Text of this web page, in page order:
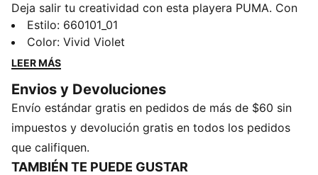
Deja salir tu creatividad con esta playera PUMA. Con
un corte regular, el logo NJR y nuestro ícono PUMA
Cat, esta prenda es perfecta para quienes se atreven
a ser diferentes. Hazte notar y expresa tu estilo único.
Producto fabricado con al menos un 20% de algodón
reciclado
DETALLES
Corte regular
Manga corta
Estilo: 660101_01
Color: Vivid Violet
LEER MÁS
Envios y Devoluciones
Envío estándar gratis en pedidos de más de $60 sin
impuestos y devolución gratis en todos los pedidos
que califiquen.
TAMBIÉN TE PUEDE GUSTAR